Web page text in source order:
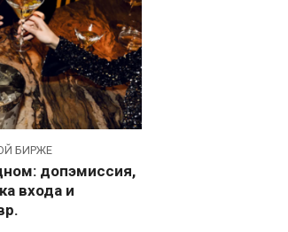
БИРЖЕ
допэмиссия,
входа и